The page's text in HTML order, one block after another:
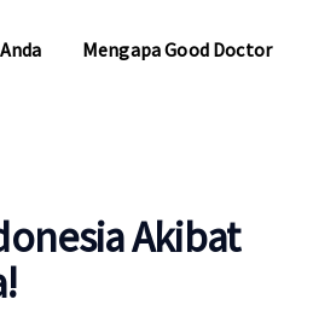
Mengapa Good Doctor
Akibat